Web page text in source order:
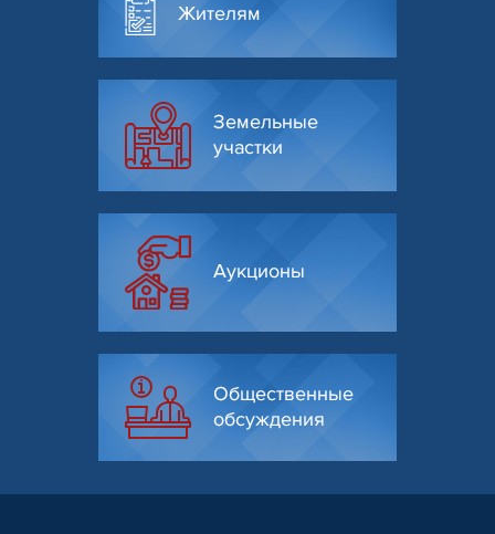
Жителям
Земельные
участки
Аукционы
Общественные
обсуждения